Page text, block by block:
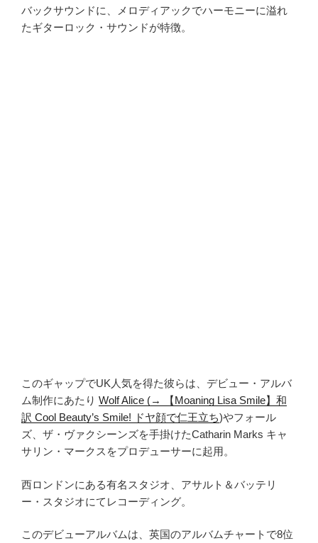
バックサウンドに、メロディアックでハーモニーに溢れ
たギターロック・サウンドが特徴。
このギャップでUK人気を得た彼らは、デビュー・アルバ
ム制作にあたり Wolf Alice (→ 【Moaning Lisa Smile】和
訳 Cool Beauty’s Smile! ドヤ顔で仁王立ち)やフォール
ズ、ザ・ヴァクシーンズを手掛けたCatharin Marks キャ
サリン・マークスをプロデューサーに起用。
西ロンドンにある有名スタジオ、アサルト＆バッテリ
ー・スタジオにてレコーディング。
このデビューアルバムは、英国のアルバムチャートで8位